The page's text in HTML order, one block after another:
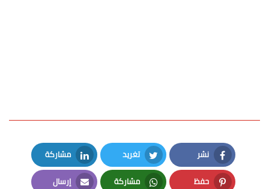
نشر
Facebook
تغريد
Twitter
مشاركة
LinkedIn
حفظ مشاركة إرسال